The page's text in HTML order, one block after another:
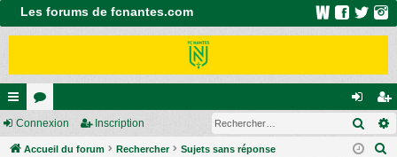
Les forums de fcnantes.com
ac
co
or
u
on
ne
ns
cri
Connexion Inscription
Accueil du forum Rechercher Sujets sans réponse